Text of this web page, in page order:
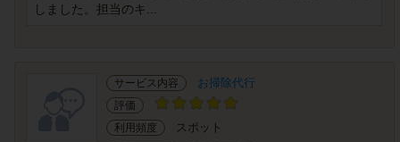
しました。担当のキ...
サービス内容 お掃除代行
評価
利用頻度
スポット